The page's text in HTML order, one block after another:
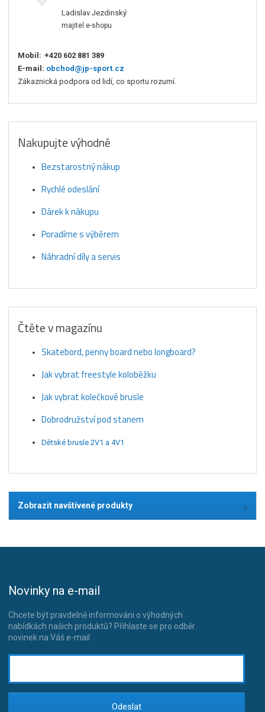
Ladislav Jezdinský
majitel e-shopu
Mobil: +420 602 881 389
E-mail: obchod@jp-sport.cz
Zákaznická podpora od lidí, co sportu rozumí.
Nakupujte výhodně
Bezstarostný nákup
Rychlé odeslání
Dárek k nákupu
Poradíme s výběrem
Náhradní díly a servis
Čtěte v magazínu
Skatebord, penny board nebo longboard?
Jak vybrat freestyle koloběžku
Jak vybrat kolečkové brusle
Dobrodružství pod stanem
Dětské brusle 2V1 a 4V1
Zobrazit navštívené produkty
Novinky na e-mail
Chcete být pravdelně informováni o výhodných
nabídkách našich produktů? Přihlaste se pro odběr
novinek na Váš e-mail
Odeslat